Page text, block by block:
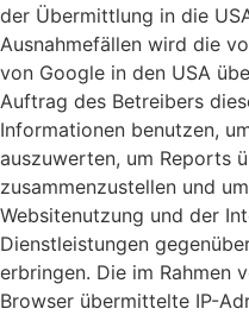
der Übermittlung in die
Ausnahmefällen wird die
von Google in den USA
Auftrag des Betreibers
Informationen benutzen,
auszuwerten, um Reports
zusammenzustellen und
Websitenutzung und der
Dienstleistungen
erbringen. Die im Rahmen
Browser übermittelte IP-